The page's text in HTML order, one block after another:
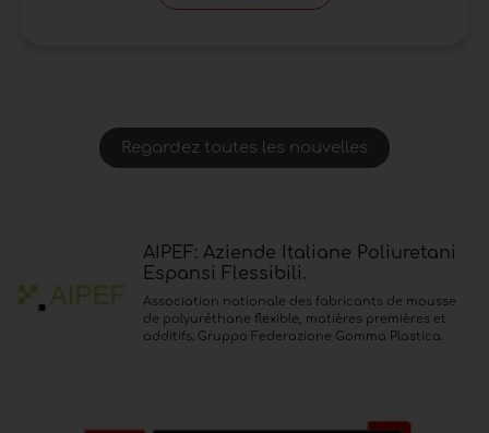
Regardez toutes les nouvelles
AIPEF: Aziende Italiane Poliuretani
Espansi Flessibili.
Association nationale des fabricants de mousse
de polyuréthane flexible, matières premières et
additifs. Gruppo Federazione Gomma Plastica.